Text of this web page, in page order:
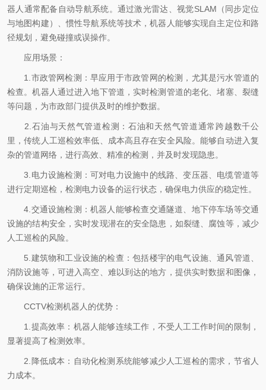
器人通常配备自动导航系统。通过激光雷达、视觉SLAM（同步定位
与地图构建）、惯性导航系统等技术，机器人能够实现自主定位和路
径规划，避免碰撞或误操作。
应用场景：
1.市政管网检测：早应用于市政管网的检测，尤其是污水管道的
检查。机器人通过进入地下管道，实时检测管道的老化、堵塞、裂缝
等问题，为市政部门提供及时的维护数据。
2.石油与天然气管道检测：石油和天然气管道通常跨越数千公
里，传统人工巡检效率低、成本高且存在安全风险。能够自动进入复
杂的管道网络，进行高效、精准的检测，并及时发现隐患。
3.电力设施检测：可对电力设施中的线路、变压器、电缆管道等
进行定期巡检，检测电力设备的运行状态，确保电力供应的稳定性。
4.交通设施检测：机器人能够检查交通隧道、地下停车场等交通
设施的结构安全，实时发现潜在的安全隐患，如裂缝、腐蚀等，减少
人工巡检的风险。
5.建筑物和工业设施的检查：包括楼宇的电气设施、通风管道、
消防设施等，可进入高空、难以到达的地方，提供实时数据和图像，
确保设施的正常运行。
CCTV检测机器人的优势：
1.提高效率：机器人能够连续工作，不受人工工作时间的限制，
显著提高了检测效率。
2.降低成本：自动化检测系统能够减少人工巡检的需求，节省人
力成本。